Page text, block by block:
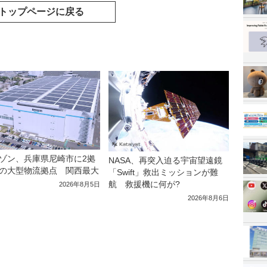
ップページに戻る
ン、兵庫県尼崎市に2拠
大型物流拠点 関西最大
2026年8月5日
NASA、再突入迫る宇宙望遠鏡
「Swift」救出ミッションが難
航 救援機に何が?
2026年8月6日